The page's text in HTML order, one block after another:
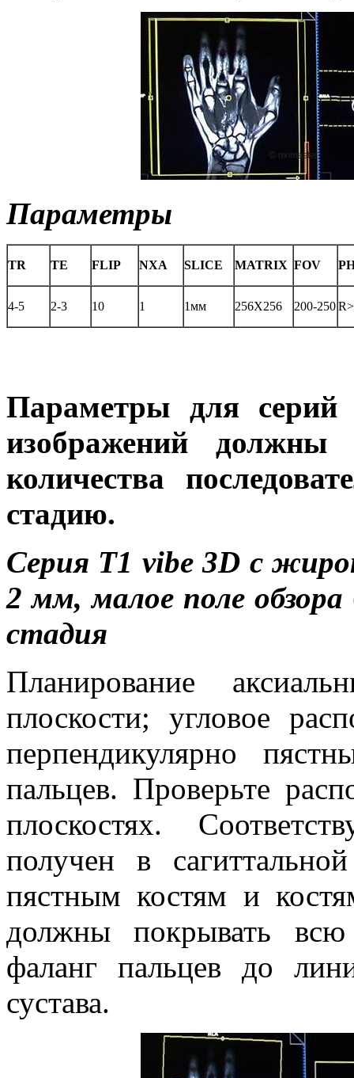
Параметры
TR TE FLIP NXA SLICE MATRIX FOV
4-5 2-3 10 1 1мм 256X256 200-250
Параметры для серий
изображений
количества
стадию.
Серия T1 vibe3D с
2 мм, малое поле обзора
стадия
Планирование
плоскости; угловое
перпендикулярно
пальцев. Проверьте
плоскостях.
получен в
пястным костям и
должны покрывать
фаланг пальцев до
сустава.